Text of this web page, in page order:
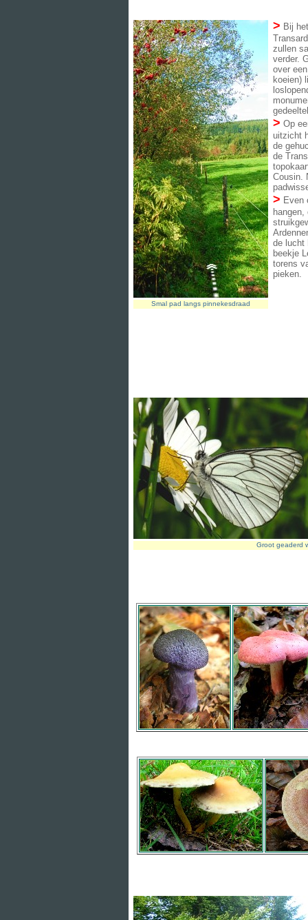
> Bij
zullen
verder.
over
koeien)
> Op
uitzicht
de
de
Cousin.
> Even
de lucht
beekje
torens
pieken.
Groot geaderd
Smal pad langs pinnekesdraad